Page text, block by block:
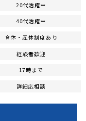
20代活躍中
40代活躍中
育休・産休制度あり
経験者歓迎
17時まで
詳細応相談